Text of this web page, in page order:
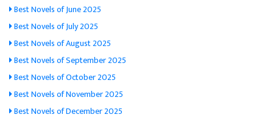
Best Novels of June 2025
Best Novels of July 2025
Best Novels of August 2025
Best Novels of September 2025
Best Novels of October 2025
Best Novels of November 2025
Best Novels of December 2025